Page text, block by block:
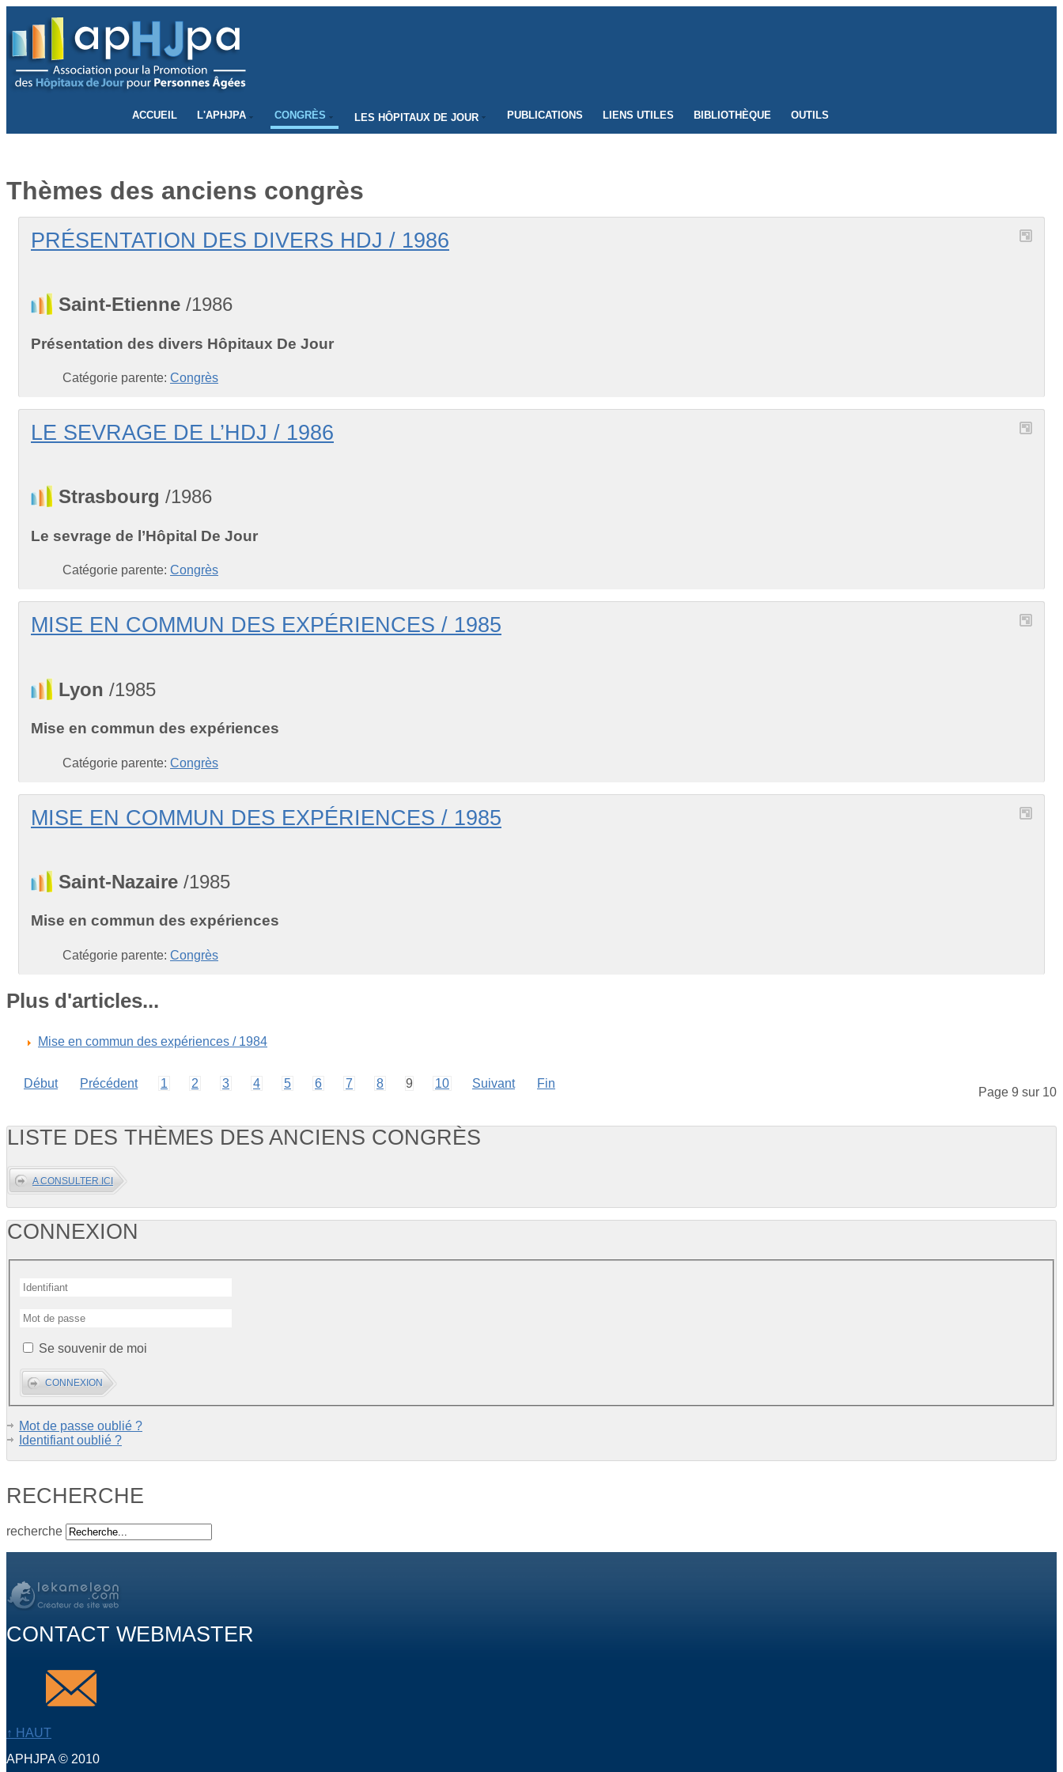
ACCUEIL L'APHJPA CONGRÈS LES HÔPITAUX DE JOUR PUBLICATIONS LIENS UTILES BIBLIOTHÈQUE OUTILS
Thèmes des anciens congrès
PRÉSENTATION DES DIVERS HDJ / 1986
Saint-Etienne /1986
Présentation des divers Hôpitaux De Jour
Catégorie parente: Congrès
LE SEVRAGE DE L’HDJ / 1986
Strasbourg /1986
Le sevrage de l’Hôpital De Jour
Catégorie parente: Congrès
MISE EN COMMUN DES EXPÉRIENCES / 1985
Lyon /1985
Mise en commun des expériences
Catégorie parente: Congrès
MISE EN COMMUN DES EXPÉRIENCES / 1985
Saint-Nazaire /1985
Mise en commun des expériences
Catégorie parente: Congrès
Plus d'articles...
Mise en commun des expériences / 1984
Page 9 sur 10
Début Précédent 1 2 3 4 5 6 7 8 9 10 Suivant Fin
LISTE DES THÈMES DES ANCIENS CONGRÈS
A CONSULTER ICI
CONNEXION
Se souvenir de moi
Mot de passe oublié ?
Identifiant oublié ?
RECHERCHE
recherche
CONTACT WEBMASTER
↑ HAUT
APHJPA © 2010